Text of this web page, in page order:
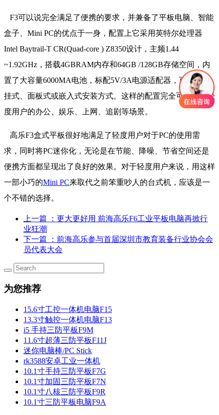
F3可以说完全满足了便携的要求，并兼备了平板电脑、智能
盒子、Mini PC的优点于一身，配置上它采用英特尔处理器
Intel Baytrail-T CR(Quad-core ) Z8350设计，主频1.44
~1.92GHz，搭载4GBRAM内存和64GB /128GB存储空间，内
置了大容量6000MA电池，标配5V/3A电源适配器，可选配壁
挂式、面板式或嵌入式安装方式。这样的配置完全可以满足轻
度用户的办公、娱乐、上网、追剧等场景。
高乐F3盒式平板很好地满足了轻度用户对于PC的使用需
求，同时将PC迷你化，无论是在节能、降噪、节省空间还是
便携方面都呈现出了良好的效果。对于轻度用户来说，用这样
一部小巧的Mini PC来取代之前笨重吵人的台式机，应该是一
个不错的选择。
上一篇
：更大更好用 前海高乐F6工业平板电脑再掀行
业狂潮
下一篇
：前海高乐参与首届深圳市教育装备行业协会会
员代表大会
为您推荐
15.6寸工控一体机电脑F15
13.3寸触控一体机电脑F13
i5 手持三防平板F9M
11.6寸超薄三防平板F11J
迷你电脑棒/PC Stick
rk3588安卓工业一体机
10.1寸手持三防平板F7G
10.1寸加固三防平板F7N
10.1寸八核三防平板F9R
10.1寸三防平板电脑F9A